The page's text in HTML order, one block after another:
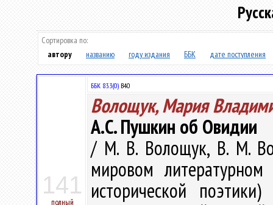
Сортировка по:
автору
названию году издания ББК дате поступления
141
полный
ББК 83.3(0) В40
Волощук, Мария
А.С. Пушкин об Овидии
/ М. В. Волощук, В. М.
мировом
исторической